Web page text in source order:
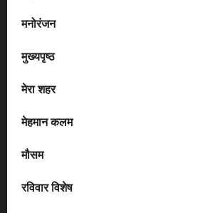
मनोरंजन
मुख्यपृष्ठ
मेरा शहर
मेहमान कलम
मौसम
रविवार विशेष